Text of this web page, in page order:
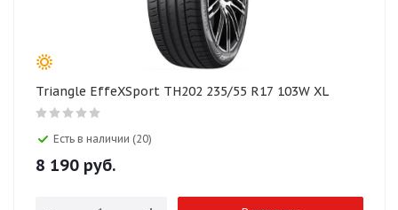
Triangle EffeXSport TH202 235/55 R17 103W XL
Есть в наличии (20)
8 190 руб.